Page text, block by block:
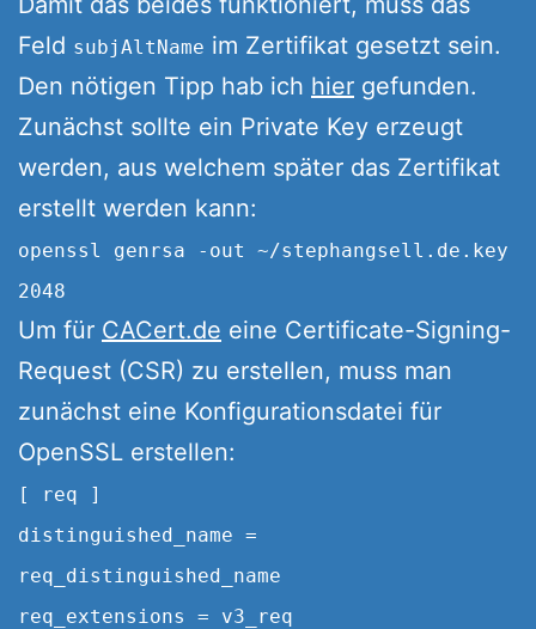
Feld subjAltName im Zertifikat gesetzt sein.
Den nötigen Tipp hab ich hier gefunden.
Zunächst sollte ein Private Key erzeugt
werden, aus welchem später das Zertifikat
erstellt werden kann:
openssl genrsa -out ~/stephangsell.de.key
2048
Um für CACert.de eine Certificate-Signing-
Request (CSR) zu erstellen, muss man
zunächst eine Konfigurationsdatei für
OpenSSL erstellen:
[ req ]
distinguished_name =
req_distinguished_name
req_extensions = v3_req